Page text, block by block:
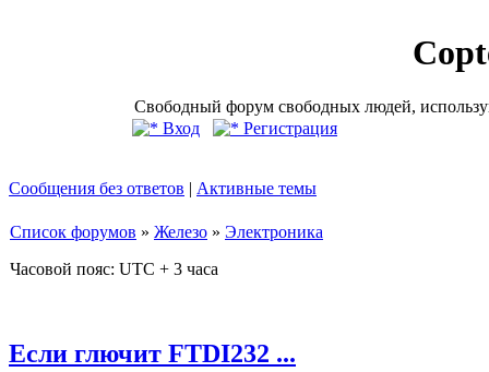
Свободный форум свободных людей,
Вход
Регистрация
Сообщения без ответов | Активные темы
Список форумов » Железо » Электроника
Часовой пояс: UTC + 3 часа
Если глючит FTDI232 ...